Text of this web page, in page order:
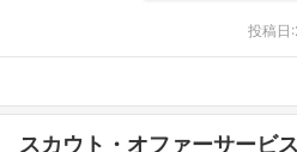
投稿日:
スカウト・オファーサービス